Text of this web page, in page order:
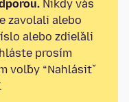
Nikdy vás
zavolali alebo
alebo zdieľali
prosím
voľby “Nahlásiť